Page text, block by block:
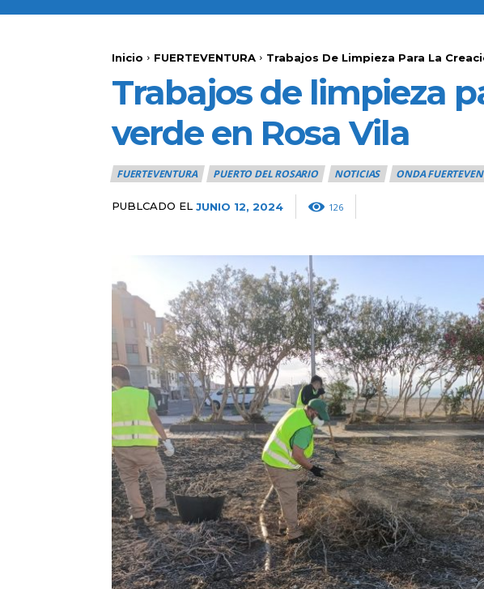
Inicio FUERTEVENTURA Trabajos De Limpieza Para La
Trabajos de limpieza
verde en Rosa Vila
FUERTEVENTURA PUERTO DEL ROSARIO NOTICIAS ONDA
PUBLCADO EL JUNIO 12, 2024 126